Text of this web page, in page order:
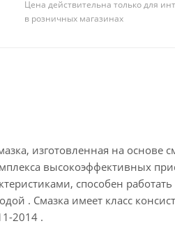
Цена действительна только для
в розничных магазинах
изготовленная на основе
высокоэффективных
способен
. Смазка имеет класс
2014 .